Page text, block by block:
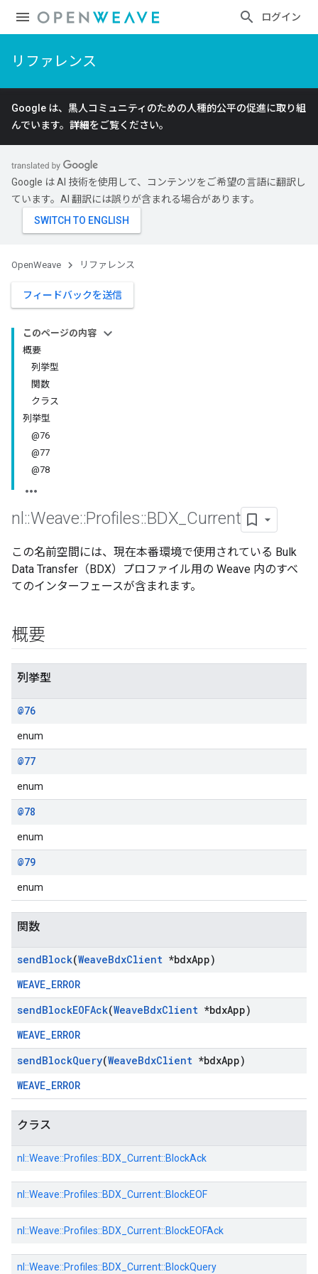
ログイン
リファレンス
Google は、黒人コミュニティのための人種的公平の促進に取り組
んでいます。 詳細をご覧ください。
Google は AI 技術を使用して、コンテンツをご希望の言語に翻訳し
ています。AI 翻訳には誤りが含まれる場合があります。
OpenWeave リファレンス
フィードバックを送信
このページの内容
概要
列挙型
関数
クラス
列挙型
@76
@77
@78
nl ::Weave::Profiles::BDX Current
この名前空間には、現在本番環境で使用されている Bulk
Data Transfer（BDX）プロファイル用の Weave 内のすべ
てのインターフェースが含まれます。
概要
列挙型
@76
enum
@77
enum
@78
enum
@79
enum
関数
sendBlock(WeaveBdxClient *bdxApp)
WEAVE_ERROR
sendBlockEOFAck(WeaveBdxClient *bdxApp)
WEAVE_ERROR
sendBlockQuery(WeaveBdxClient *bdxApp)
WEAVE_ERROR
クラス
nl::Weave::Profiles::BDX_Current::BlockAck
nl::Weave::Profiles::BDX_Current::BlockEOF
nl::Weave::Profiles::BDX_Current::BlockEOFAck
nl::Weave::Profiles::BDX_Current::BlockQuery